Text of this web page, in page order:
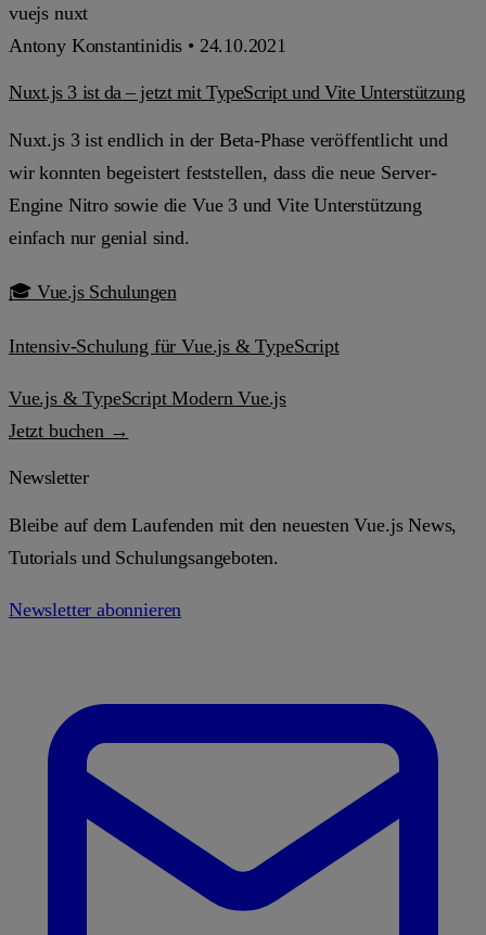
vuejs nuxt
Antony Konstantinidis • 24.10.2021
Nuxt.js 3 ist da – jetzt mit TypeScript und Vite Unterstützung
Nuxt.js 3 ist endlich in der Beta-Phase veröffentlicht und
wir konnten begeistert feststellen, dass die neue Server-
Engine Nitro sowie die Vue 3 und Vite Unterstützung
einfach nur genial sind.
🎓 Vue.js Schulungen
Intensiv-Schulung für Vue.js & TypeScript
Vue.js & TypeScript Modern Vue.js
Jetzt buchen →
Newsletter
Bleibe auf dem Laufenden mit den neuesten Vue.js News,
Tutorials und Schulungsangeboten.
Newsletter abonnieren